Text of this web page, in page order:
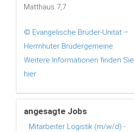
Matthäus 7,7
© Evangelische Brüder-Unität –
Herrnhuter Brüdergemeine
Weitere Informationen finden Sie
hier
angesagte Jobs
Mitarbeiter Logistik (m/w/d) -